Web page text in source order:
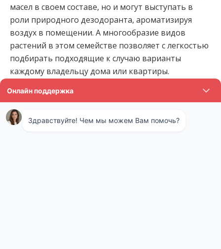
масел в своем составе, но и могут выступать в
роли природного дезодоранта, ароматизируя
воздух в помещении. А многообразие видов
растений в этом семействе позволяет с легкостью
подбирать подходящие к случаю варианты
каждому владельцу дома или квартиры.
Мята перечная — помимо приятного вкуса и
аромата, это растение отличается превосходной
способностью к выделению в воздух естественных